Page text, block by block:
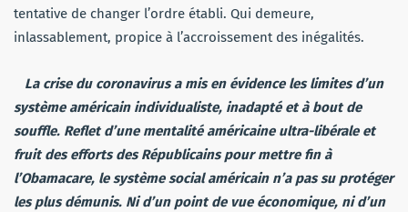
tentative de changer l’ordre établi. Qui demeure,
inlassablement, propice à l’accroissement des inégalités.
La crise du coronavirus a mis en évidence les limites d’un
système américain individualiste, inadapté et à bout de
souffle. Reflet d’une mentalité américaine ultra-libérale et
fruit des efforts des Républicains pour mettre fin à
l’Obamacare, le système social américain n’a pas su protéger
les plus démunis. Ni d’un point de vue économique, ni d’un